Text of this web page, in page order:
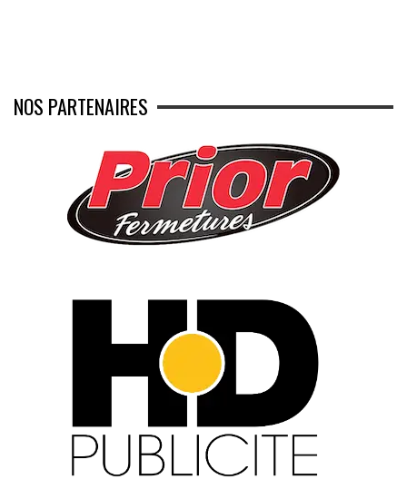
NOS PARTENAIRES